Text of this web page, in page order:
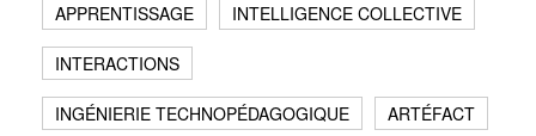
APPRENTISSAGE INTELLIGENCE COLLECTIVE
INTERACTIONS
INGÉNIERIE TECHNOPÉDAGOGIQUE
ARTÉFACT